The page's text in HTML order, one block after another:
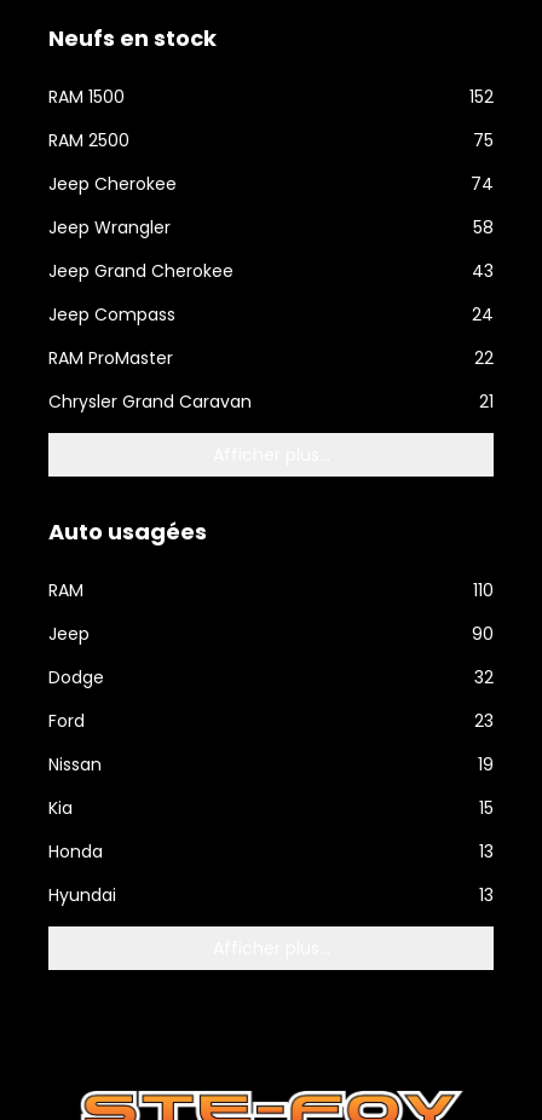
Neufs en stock
RAM 1500
152
RAM 2500
75
Jeep Cherokee
74
Jeep Wrangler
58
Jeep Grand Cherokee
43
Jeep Compass
24
RAM ProMaster
22
Chrysler Grand Caravan
21
Auto usagées
RAM
110
Jeep
90
Dodge
32
Ford
23
Nissan
19
Kia
15
Honda
13
Hyundai
13